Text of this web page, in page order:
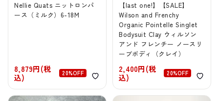
Nellie Quats ニットロンパ
ース（ミルク）6-18M
8,879円(税
込)
20%OFF
【last one!】【SALE】
Wilson and Frenchy
Organic Pointelle Singlet
Bodysuit Clay ウィルソン
アンド フレンチー ノースリ
ーブボディ（クレイ）
2,400円(税
込)
20%OFF